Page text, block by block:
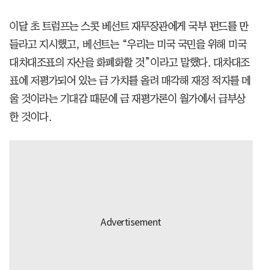
이달 초 트럼프는 스콧 베선트 재무장관에게 국부 펀드를 만
들라고 지시했고, 베선트는 “우리는 미국 국민을 위해 미국
대차대조표의 자산을 화폐화할 것”이라고 말했다. 대차대조
표에 저평가되어 있는 금 가치를 올려 매각해 재정 적자를 메
울 것이라는 기대감 때문에 금 재평가론이 월가에서 급부상
한 것이다.